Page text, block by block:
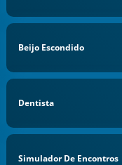
Beijo Escondido
Dentista
Simulador De Encontros